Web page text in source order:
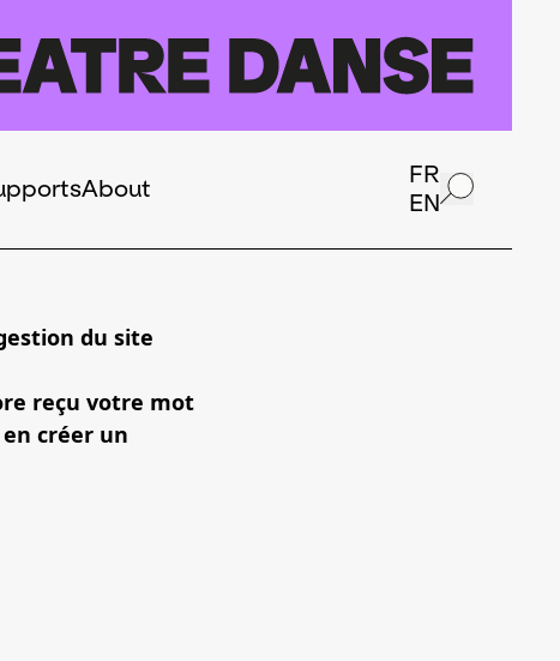
About
FR
EN
du site
reçu votre mot
créer un